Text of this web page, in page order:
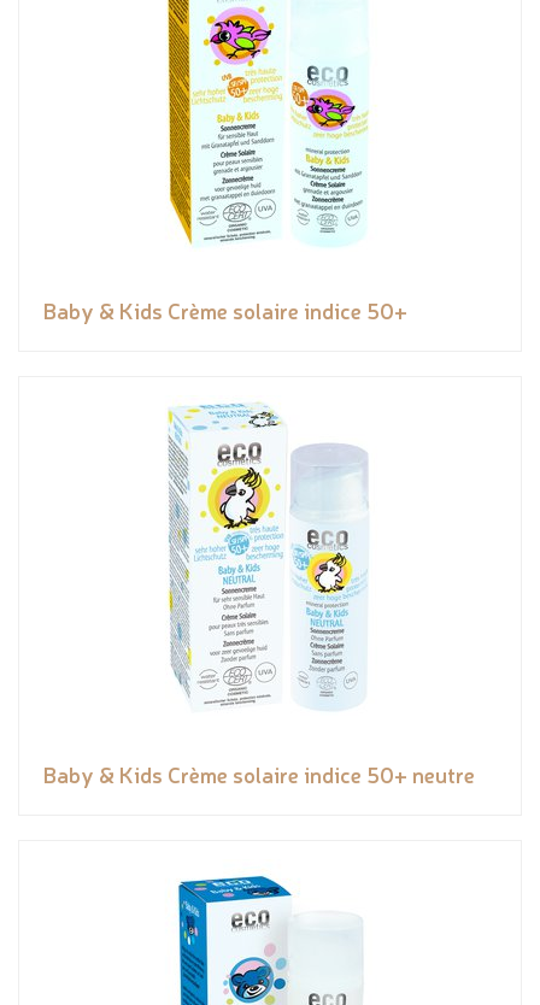
Baby & Kids Crème solaire indice 50+
Baby & Kids Crème solaire indice 50+ neutre